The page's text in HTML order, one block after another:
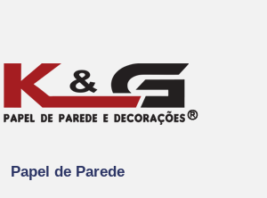
Papel de Parede